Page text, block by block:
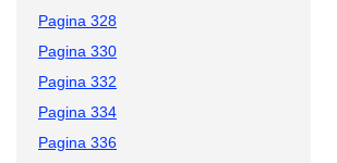
Pagina 328
Pagina 330
Pagina 332
Pagina 334
Pagina 336